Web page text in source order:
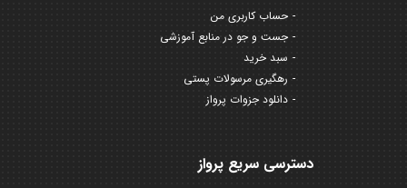
حساب کاربری من
جست و جو در منابع آموزشی
سبد خرید
رهگیری مرسولات پستی
دانلود جزوات پرواز
دسترسی سریع پرواز